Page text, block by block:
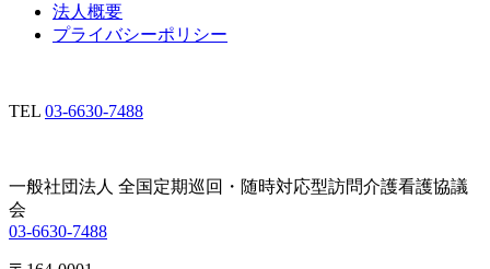
法人概要
プライバシーポリシー
TEL 03-6630-7488
一般社団法人 全国定期巡回・随時対応型訪問介護看護協議
会
03-6630-7488